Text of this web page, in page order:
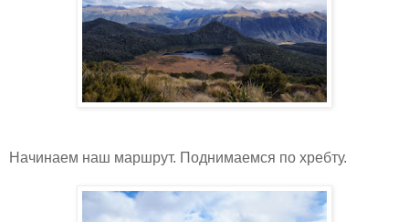
Начинаем наш маршрут. Поднимаемся по хребту.